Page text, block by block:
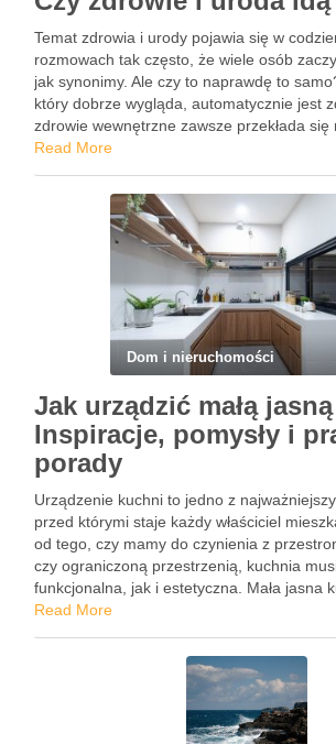
Temat zdrowia i urody pojawia się w
rozmowach tak często, że wiele osób
jak synonimy. Ale czy to naprawdę to
który dobrze wygląda, automatycznie jest
zdrowie wewnętrzne zawsze przekłada się
zewnętrzny? To pytania, które wbrew
Read More
Dom i nieruchomości
Jak urządzić małą
Inspiracje, pomysły i
porady
Urządzenie kuchni to jedno z
przed którymi staje każdy właściciel
od tego, czy mamy do czynienia z
czy ograniczoną przestrzenią, kuchnia
funkcjonalna, jak i estetyczna. Mała jasna
marzenie wielu osób, które cenią sobie
Read More